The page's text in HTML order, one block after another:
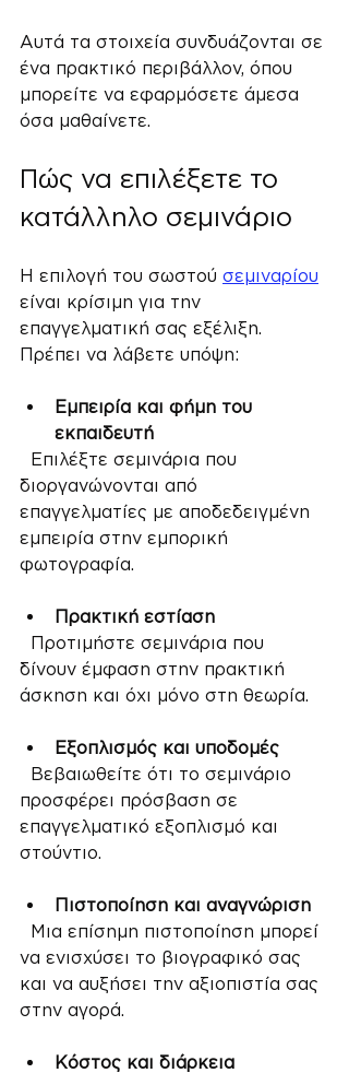
Αυτά τα στοιχεία συνδυάζονται σε
ένα πρακτικό περιβάλλον, όπου
μπορείτε να εφαρμόσετε άμεσα
όσα μαθαίνετε.
Πώς να επιλέξετε το
κατάλληλο σεμινάριο
Η επιλογή του σωστού σεμιναρίου
είναι κρίσιμη για την
επαγγελματική σας εξέλιξη.
Πρέπει να λάβετε υπόψη:
Εμπειρία και φήμη του
εκπαιδευτή
διοργανώνονται από
επαγγελματίες με αποδεδειγμένη
εμπειρία στην εμπορική
φωτογραφία.
Πρακτική εστίαση
δίνουν έμφαση στην πρακτική
άσκηση και όχι μόνο στη θεωρία.
Εξοπλισμός και υποδομές
προσφέρει πρόσβαση σε
επαγγελματικό εξοπλισμό και
στούντιο.
Πιστοποίηση και αναγνώριση
να ενισχύσει το βιογραφικό σας
και να αυξήσει την αξιοπιστία σας
στην αγορά.
Κόστος και διάρκεια